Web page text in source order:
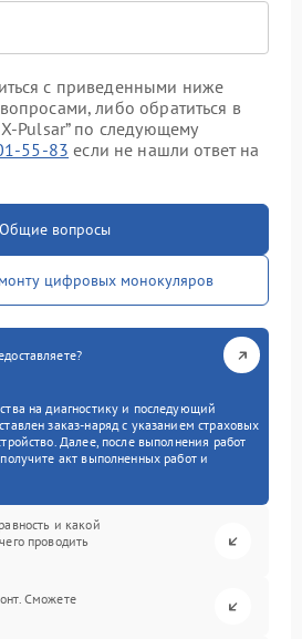
с приведенными ниже
либо обратиться в
Pulsar” по следующему
55-83 если не нашли ответ на
Общие вопросы
цифровых монокуляров
на диагностику и последующий
заказ-наряд с указанием страховых
Далее, после выполнения работ
акт выполненных работ и
и какой
проводить
Сможете